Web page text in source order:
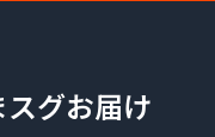
グお届け